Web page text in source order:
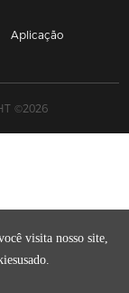
visita nosso site,
Aplicação
©2026